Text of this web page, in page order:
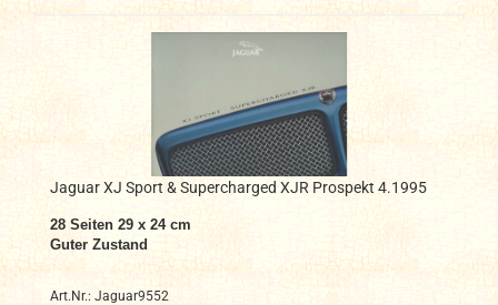
Jaguar XJ Sport & Supercharged XJR Prospekt 4.1995
28 Seiten 29 x 24 cm
Guter Zustand
Art.Nr.: Jaguar9552